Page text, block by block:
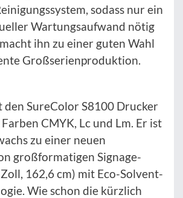
sodass nur ein
Wartungsaufwand nötig
ihn zu einer guten Wahl
Großserienproduktion.
den SureColor S8100 Drucker
CMYK, Lc und Lm. Er ist
zu einer neuen
großformatigen Signage-
162,6 cm) mit Eco-Solvent-
Wie schon die kürzlich